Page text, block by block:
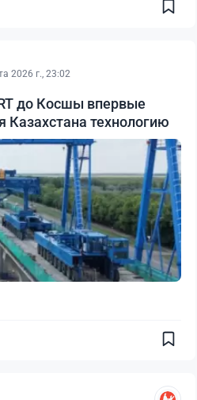
2026 г., 23:02
до Косшы впервые
технологию